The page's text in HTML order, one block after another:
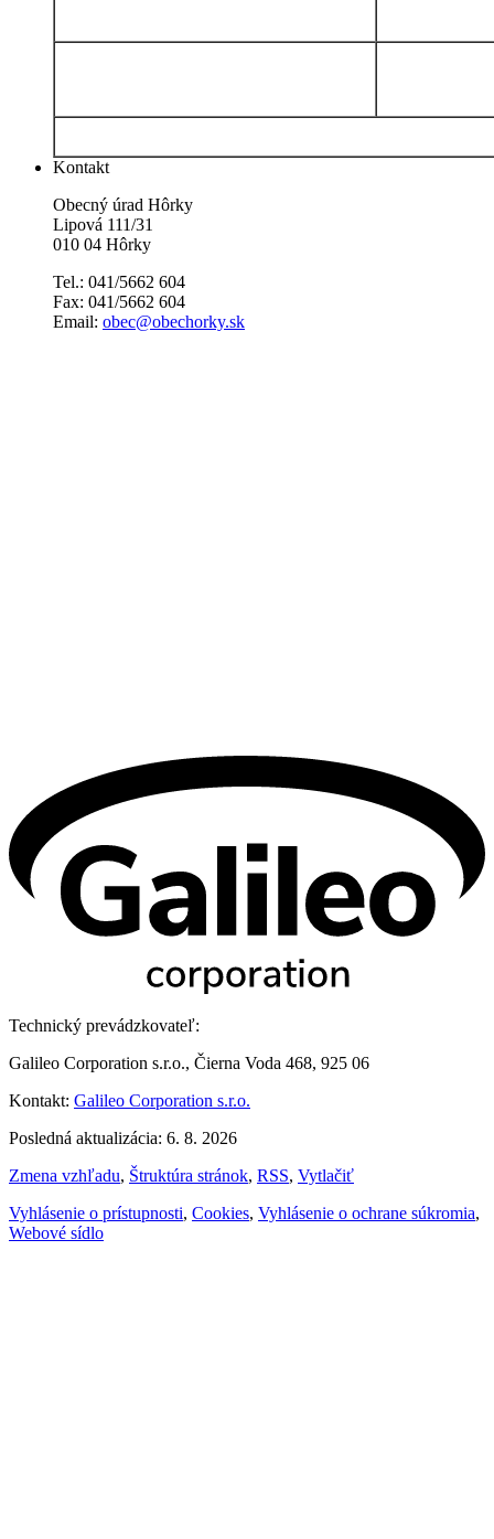
Kontakt
Obecný úrad Hôrky
Lipová 111/31
010 04 Hôrky
Tel.: 041/5662 604
Fax: 041/5662 604
Email: obec@obechorky.sk
Technický prevádzkovateľ:
Galileo Corporation s.r.o., Čierna Voda 468, 925 06
Kontakt: Galileo Corporation s.r.o.
Posledná aktualizácia: 6. 8. 2026
Zmena vzhľadu, Štruktúra stránok, RSS, Vytlačiť
Vyhlásenie o prístupnosti, Cookies, Vyhlásenie o ochrane súkromia,
Webové sídlo